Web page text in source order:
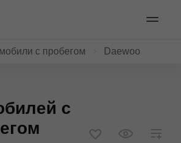
с пробегом Daewoo
с